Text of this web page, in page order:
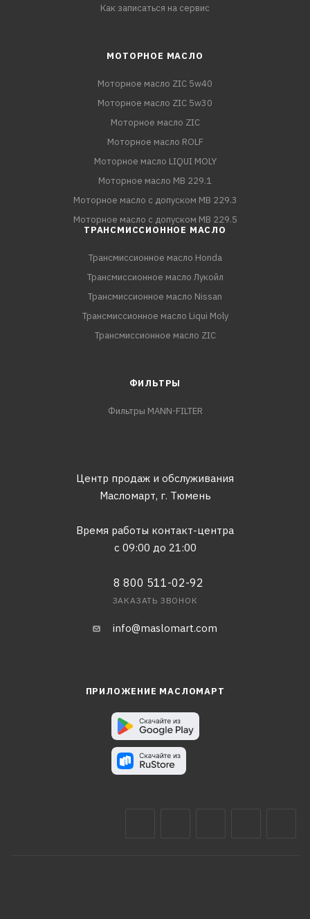
Как записаться на сервис
МОТОРНОЕ МАСЛО
Моторное масло ZIC 5w40
Моторное масло ZIC 5w30
Моторное масло ZIC
Моторное масло ROLF
Моторное масло LIQUI MOLY
Моторное масло MB 229.1
Моторное масло с допуском MB 229.3
Моторное масло с допуском MB 229.5
ТРАНСМИССИОННОЕ МАСЛО
Трансмиссионное масло Honda
Трансмиссионное масло Лукойл
Трансмиссионное масло Nissan
Трансмиссионное масло Liqui Moly
Трансмиссионное масло ZIC
ФИЛЬТРЫ
Фильтры MANN-FILTER
Центр продаж и обслуживания
Масломарт, г. Тюмень
Время работы контакт-центра
с 09:00 до 21:00
8 800 511-02-92
ЗАКАЗАТЬ ЗВОНОК
info@maslomart.com
ПРИЛОЖЕНИЕ МАСЛОМАРТ